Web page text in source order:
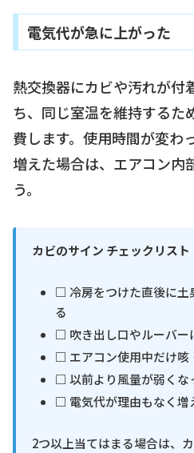
電気代が急に上がった
熱交換器にカビや汚れが付
ち、同じ室温を維持するた
費します。使用時間が変わ
増えた場合は、エアコン内
う。
カビのサイン チェックリスト
□ 冷房をつけた直後に土
る
□ 吹き出し口やルーバー
□ エアコン使用中だけ咳
□ 以前より風量が弱くな
□ 電気代が理由もなく増
2つ以上当てはまる場合は、